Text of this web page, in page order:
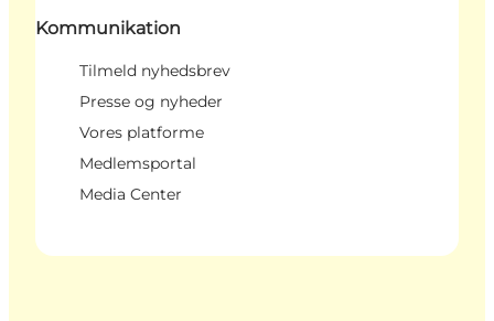
Kommunikation
Tilmeld nyhedsbrev
Presse og nyheder
Vores platforme
Medlemsportal
Media Center